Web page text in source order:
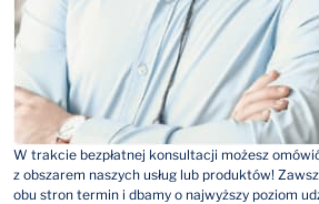
W trakcie bezpłatnej konsultacji możesz
z obszarem naszych usług lub produktów!
obu stron termin i dbamy o najwyższy poziom